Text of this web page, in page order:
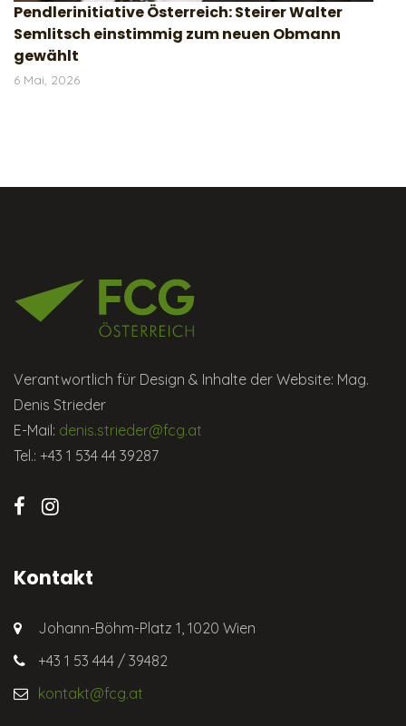
Pendlerinitiative Österreich: Steirer Walter
Semlitsch einstimmig zum neuen Obmann
gewählt
6 Mai, 2026
Verantwortlich für Design & Inhalte der Website: Mag.
Denis Strieder
E-Mail: denis.strieder@fcg.at
Tel.: +43 1 534 44 39287
Kontakt
Johann-Böhm-Platz 1, 1020 Wien
+43 1 53 444 / 39482
kontakt@fcg.at